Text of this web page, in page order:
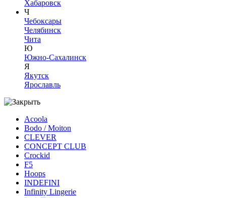
Хабаровск
Ч
Чебоксары
Челябинск
Чита
Ю
Южно-Сахалинск
Я
Якутск
Ярославль
Acoola
Bodo / Moiton
CLEVER
CONCEPT CLUB
Crockid
F5
Hoops
INDEFINI
Infinity Lingerie